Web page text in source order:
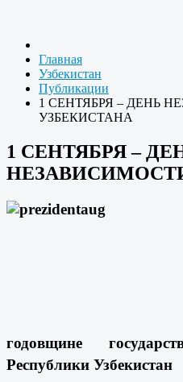
Главная
Узбекистан
Публикации
1 СЕНТЯБРЯ – ДЕНЬ
УЗБЕКИСТАНА
1 СЕНТЯБРЯ –
годовщине
Республики Узбекистан